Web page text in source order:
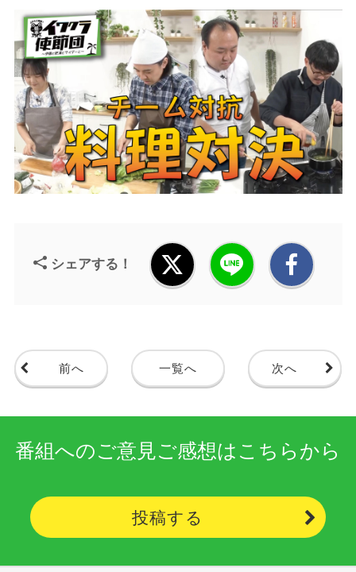
シェアする！
前へ 一覧へ 次へ
番組へのご意見ご感想はこちらから
投稿する